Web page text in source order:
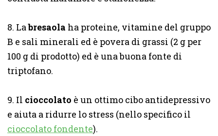
8. Labresaola ha proteine, vitamine del gruppo
B e sali minerali ed è povera di grassi (2 g per
100 g di prodotto) ed è una buona fonte di
triptofano.
9. Il cioccolato è un ottimo cibo antidepressivo
e aiuta a ridurre lo stress (nello specifico il
cioccolato fondente).